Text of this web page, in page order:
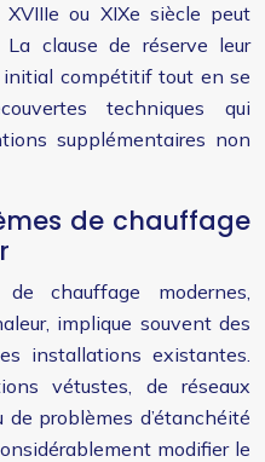
ou XIXe siècle peut
clause de réserve leur
compétitif tout en se
techniques qui
supplémentaires non
de chauffage
chauffage modernes,
implique souvent des
installations existantes.
vétustes, de réseaux
problèmes d’étanchéité
modifier le